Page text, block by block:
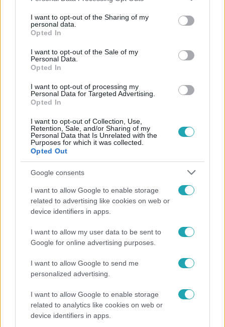
not limited to your visit or usage behaviour. You may click to
grant or deny consent to Google and its third-party tags to
use your data for below specified purposes in below Google
consent section.
I want to opt-out of the Sharing of my
personal data.
Opted In
I want to opt-out of the Sale of my
Personal Data.
Opted In
I want to opt-out of processing my
Personal Data for Targeted Advertising.
Opted In
I want to opt-out of Collection, Use,
Retention, Sale, and/or Sharing of my
Personal Data that Is Unrelated with the
Purposes for which it was collected.
Opted Out
Google consents
I want to allow Google to enable storage
related to advertising like cookies on web or
device identifiers in apps.
I want to allow my user data to be sent to
Google for online advertising purposes.
I want to allow Google to send me
personalized advertising.
I want to allow Google to enable storage
related to analytics like cookies on web or
device identifiers in apps.
KÜLFÖLD EGYESÜLT KIRÁLYSÁG
SIKKASZTÁS
Népszerű
Így hűtik a jegesmedvéket és a pingvineket a